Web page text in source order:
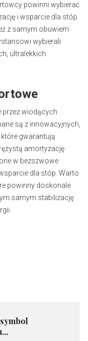
powinni wybierać
i wsparcie dla stóp.
z samym obuwiem.
wybierali
ultralekkich
przez wiodących
są z innowacyjnych,
gwarantują
amortyzację.
w bezszwowe
dla stóp. Warto
powinny doskonale
samym stabilizację